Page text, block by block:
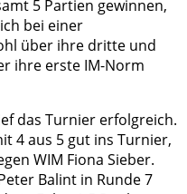
5 Partien gewinnen,
bei einer
über ihre dritte und
ihre erste IM-Norm
das Turnier erfolgreich.
4 aus 5 gut ins Turnier,
WIM Fiona Sieber.
Balint in Runde 7